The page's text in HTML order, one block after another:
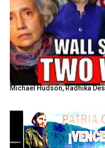
Michael Hudson, Radhika